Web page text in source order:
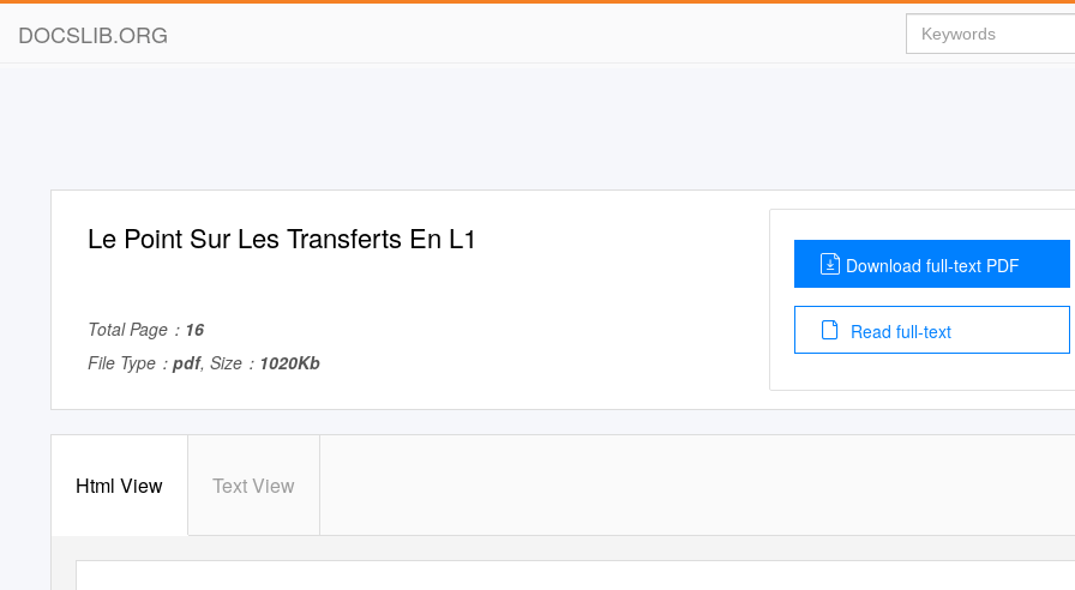
DOCSLIB.ORG
Le Point Sur Les Transferts En L1
Total Page： 16
File Type： pdf, Size： 1020Kb
Download full-text PDF
Read full-text
Html View Text View